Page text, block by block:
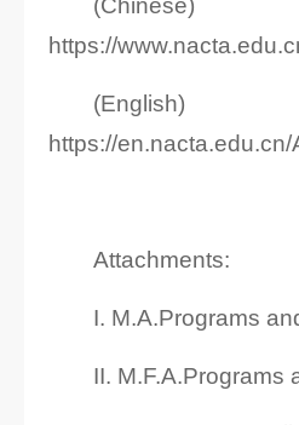
(Chinese)
https://
(English)
https://
Attachments:
I. M.A.Programs
II. M.F.A.Programs